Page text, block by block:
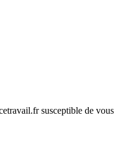
susceptible de vous